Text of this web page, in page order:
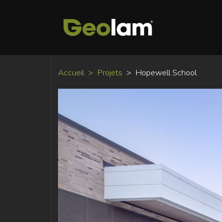
Accueil Projets Hopewell School